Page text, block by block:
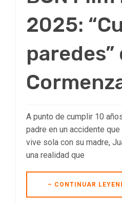
2025:
paredes”
A punto de cumplir 10
padre en un accidente
vive sola con su madre,
una realidad que
– CONTINUAR